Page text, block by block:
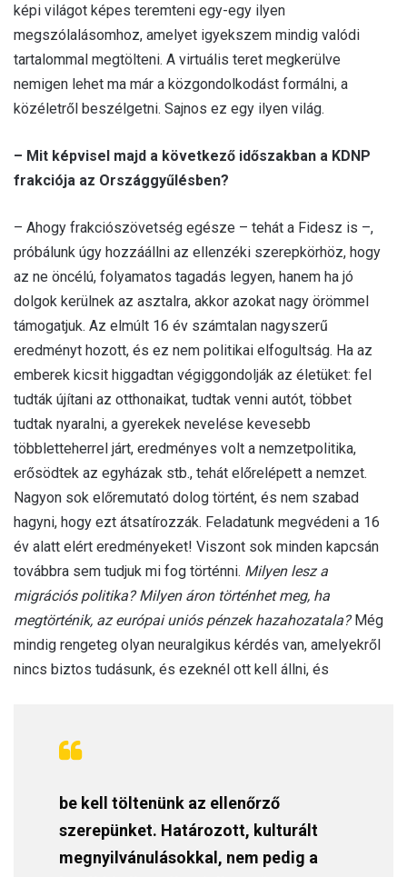
képi világot képes teremteni egy-egy ilyen
megszólalásomhoz, amelyet igyekszem mindig valódi
tartalommal megtölteni. A virtuális teret megkerülve
nemigen lehet ma már a közgondolkodást formálni, a
közéletről beszélgetni. Sajnos ez egy ilyen világ.
– Mit képvisel majd a következő időszakban a KDNP
frakciója az Országgyűlésben?
– Ahogy frakciószövetség egésze – tehát a Fidesz is –,
próbálunk úgy hozzáállni az ellenzéki szerepkörhöz, hogy
az ne öncélú, folyamatos tagadás legyen, hanem ha jó
dolgok kerülnek az asztalra, akkor azokat nagy örömmel
támogatjuk. Az elmúlt 16 év számtalan nagyszerű
eredményt hozott, és ez nem politikai elfogultság. Ha az
emberek kicsit higgadtan végiggondolják az életüket: fel
tudták újítani az otthonaikat, tudtak venni autót, többet
tudtak nyaralni, a gyerekek nevelése kevesebb
többletteherrel járt, eredményes volt a nemzetpolitika,
erősödtek az egyházak stb., tehát előrelépett a nemzet.
Nagyon sok előremutató dolog történt, és nem szabad
hagyni, hogy ezt átsatírozzák. Feladatunk megvédeni a 16
év alatt elért eredményeket! Viszont sok minden kapcsán
továbbra sem tudjuk mi fog történni. Milyen lesz a
migrációs politika? Milyen áron történhet meg, ha
megtörténik, az európai uniós pénzek hazahozatala?Még
mindig rengeteg olyan neuralgikus kérdés van, amelyekről
nincs biztos tudásunk, és ezeknél ott kell állni, és
be kell töltenünk az ellenőrző
szerepünket. Határozott, kulturált
megnyilvánulásokkal, nem pedig a